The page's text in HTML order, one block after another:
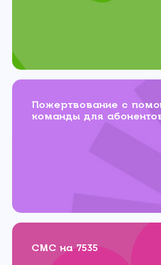
Пожертвование с
команды для
СМС на 7535